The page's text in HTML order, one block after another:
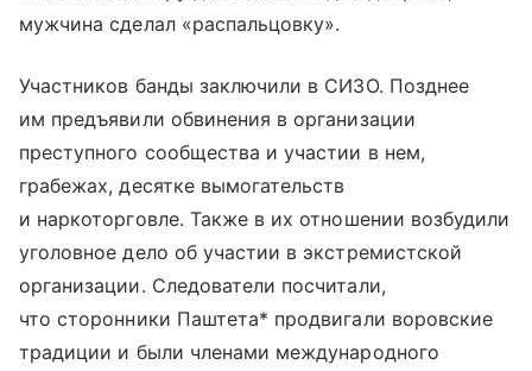
мужчина сделал «распальцовку».
Участников банды заключили в СИЗО. Позднее
им предъявили обвинения в организации
преступного сообщества и участии в нем,
грабежах, десятке вымогательств
и наркоторговле. Также в их отношении возбудили
уголовное дело об участии в экстремистской
организации. Следователи посчитали,
что сторонники Паштета* продвигали воровские
традиции и были членами международного